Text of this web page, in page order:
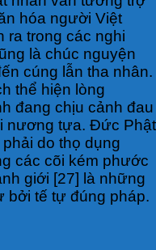
hóa người Việt
ra trong các nghi
là chúc nguyện
cúng lẫn tha nhân.
thể hiện lòng
đang chịu cảnh đau
nương tựa. Đức Phật
do thọ dụng
các cõi kém phước
giới [27] là những
bởi tế tự đúng pháp.